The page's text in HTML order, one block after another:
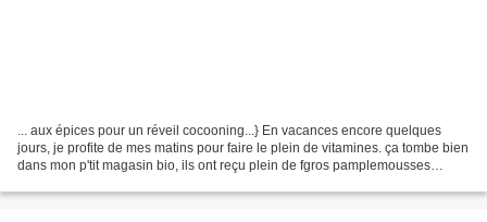
... aux épices pour un réveil cocooning...} En vacances encore quelques
jours, je profite de mes matins pour faire le plein de vitamines. ça tombe bien
dans mon p'tit magasin bio, ils ont reçu plein de fgros pamplemousses